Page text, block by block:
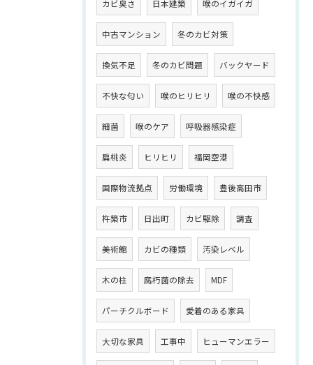
カビ臭さ 日本建築 喉のイガイガ
中古マンション 冬のカビ対策
換気不足 冬のカビ問題 バックヤード
不快な匂い 喉のヒリヒリ 喉の不快感
細菌 喉のケア 呼吸器感染症
扁桃炎 ヒリヒリ 福岡空港
国際物流拠点 労働環境 豊後高田市
杵築市 日出町 カビ駆除 調査
美術館 カビの種類 汚染レベル
木の柱 腐朽菌の除去 MDF
パーチクルボード 愛着のある家具
大切な家具 工事中 ヒューマンエラー